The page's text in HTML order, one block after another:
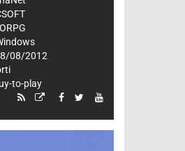
08/2012
to-play